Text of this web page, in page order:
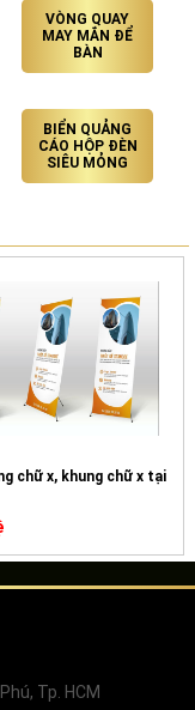
VÒNG QUAY
MAY MẮN ĐỂ
BÀN
BIỂN QUẢNG
CÁO HỘP ĐÈN
SIÊU MỎNG
chữ x, khung chữ x tại
Tp. HCM